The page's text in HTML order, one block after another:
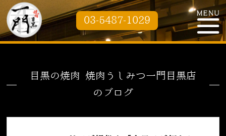
03-5487-1029
目黒の焼肉 焼肉うしみつ一門目黒店
のブログ